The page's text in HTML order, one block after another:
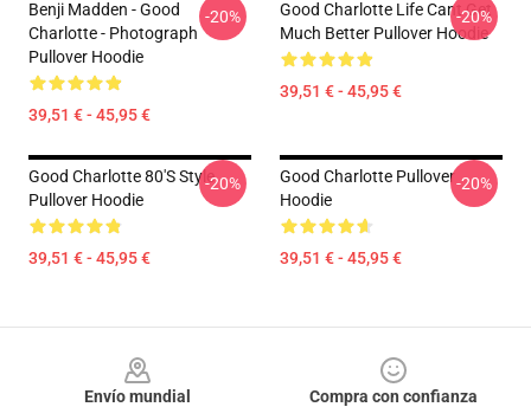
Benji Madden - Good
Charlotte - Photograph
Pullover Hoodie
39,51 € - 45,95 €
-20%
Good Charlotte Life Cant Get
Much Better Pullover Hoodie
39,51 € - 45,95 €
-20%
Good Charlotte 80's Style
Pullover Hoodie
39,51 € - 45,95 €
-20%
Good Charlotte Pullover
Hoodie
39,51 € - 45,95 €
-20%
Envío mundial
Compra con confianza